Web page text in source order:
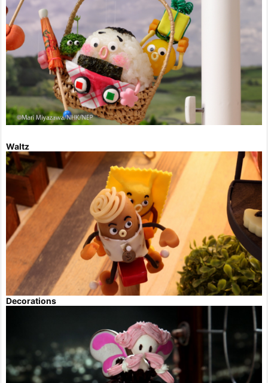
Waltz
Decorations